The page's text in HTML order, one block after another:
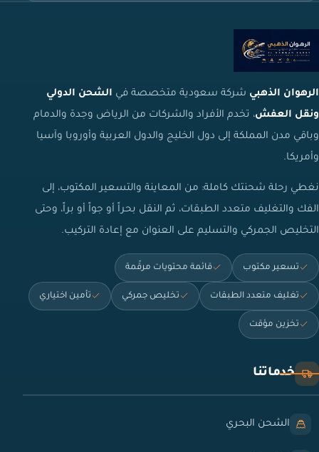
الرهوان الذهبي شركة سعودية متخصصة في الشحن الدولي
ونقل العفش، تخدم الأفراد والشركات من الرياض وجدة والدمام
وباقي مدن المملكة إلى دول الخليج والدول العربية وأوروبا وآسيا
وأمريكا.
نغطي رحلة شحنتك كاملة: من المعاينة والتسعير المكتوب، إلى
الفك والتغليف متعدد الطبقات، ثم النقل بحراً أو جواً أو براً، وحتى
التخليص الجمركي والتسليم على العنوان مع إعادة التركيب.
تسعير مكتوب قائمة محتويات مرقّمة
تغليف متعدد الطبقات تخليص جمركي تأمين اختياري
تخزين مؤقت
خدماتنا
الشحن البحري